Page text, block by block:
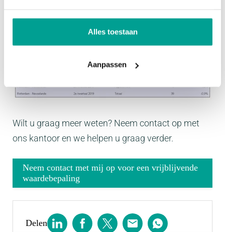
Alles toestaan
Aanpassen
koopsom. Dit is heel erg weinig.
Wilt u graag meer weten? Neem contact op met
ons kantoor en we helpen u graag verder.
Neem contact met mij op voor een vrijblijvende
waardebepaling
Delen